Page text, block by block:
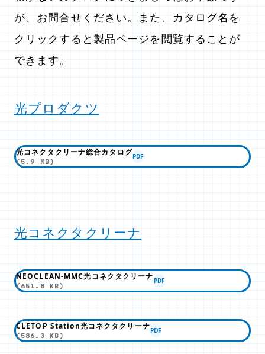
が、お問合せください。また、カタログ名を
クリックすると製品ページを閲覧することが
できます。
光プロダクツ
光コネクタクリーナ総合カタログ
(5.9 MB)
PDF
光コネクタクリーナ
NEOCLEAN-MMC光コネクタクリーナ
(651.8 KB)
PDF
CLETOP Station光コネクタクリーナ
(586.3 KB)
PDF